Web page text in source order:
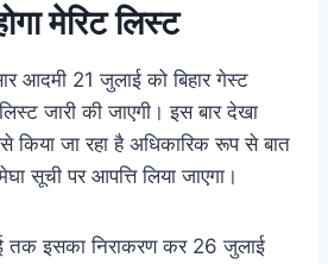
मेरिट लिस्ट
आदमी 21 जुलाई को बिहार गेस्ट
जारी की जाएगी। इस बार देखा
किया जा रहा है अधिकारिक रूप से बात
सूची पर आपत्ति लिया जाएगा।
तक इसका निराकरण कर 26 जुलाई